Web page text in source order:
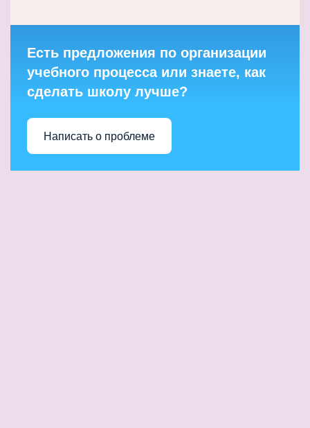
Есть предложения по организации
учебного процесса или знаете, как
сделать школу лучше?
Написать о проблеме